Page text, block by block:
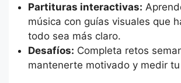
Partituras interactivas:
música con guías visuales que
todo sea más claro.
Desafíos: Completa retos
mantenerte motivado y medir